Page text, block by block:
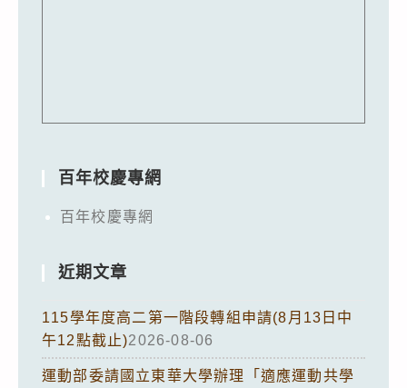
百年校慶專網
百年校慶專網
近期文章
115學年度高二第一階段轉組申請(8月13日中
午12點截止)2026-08-06
運動部委請國立東華大學辦理「適應運動共學